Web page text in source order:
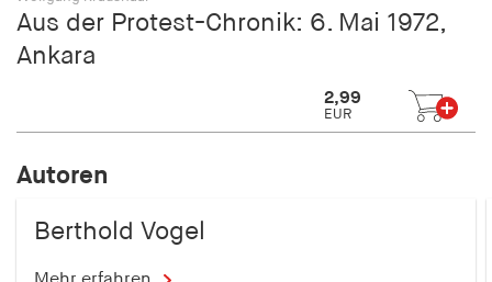
Aus der Protest-Chronik: 6. Mai 1972,
Ankara
2,99
EUR
Autoren
Berthold Vogel